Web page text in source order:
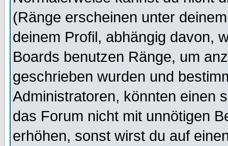
(Ränge erscheinen unter
deinem Profil, abhängig davon,
Boards benutzen Ränge, um
geschrieben wurden und
Administratoren, könnten einen
das Forum nicht mit unnötigen
erhöhen, sonst wirst du auf